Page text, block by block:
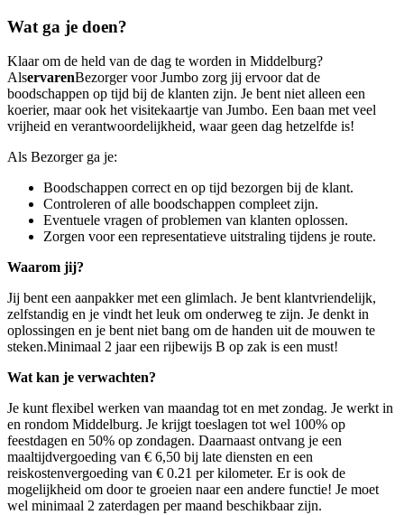
Wat ga je doen?
Klaar om de held van de dag te worden in Middelburg?
AlservarenBezorger voor Jumbo zorg jij ervoor dat de
boodschappen op tijd bij de klanten zijn. Je bent niet alleen een
koerier, maar ook het visitekaartje van Jumbo. Een baan met veel
vrijheid en verantwoordelijkheid, waar geen dag hetzelfde is!
Als Bezorger ga je:
Boodschappen correct en op tijd bezorgen bij de klant.
Controleren of alle boodschappen compleet zijn.
Eventuele vragen of problemen van klanten oplossen.
Zorgen voor een representatieve uitstraling tijdens je route.
Waarom jij?
Jij bent een aanpakker met een glimlach. Je bent klantvriendelijk,
zelfstandig en je vindt het leuk om onderweg te zijn. Je denkt in
oplossingen en je bent niet bang om de handen uit de mouwen te
steken.Minimaal 2 jaar een rijbewijs B op zak is een must!
Wat kan je verwachten?
Je kunt flexibel werken van maandag tot en met zondag. Je werkt in
en rondom Middelburg. Je krijgt toeslagen tot wel 100% op
feestdagen en 50% op zondagen. Daarnaast ontvang je een
maaltijdvergoeding van € 6,50 bij late diensten en een
reiskostenvergoeding van € 0.21 per kilometer. Er is ook de
mogelijkheid om door te groeien naar een andere functie! Je moet
wel minimaal 2 zaterdagen per maand beschikbaar zijn.